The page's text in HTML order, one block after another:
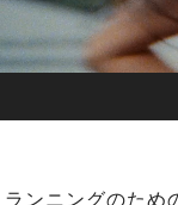
ンニングのため